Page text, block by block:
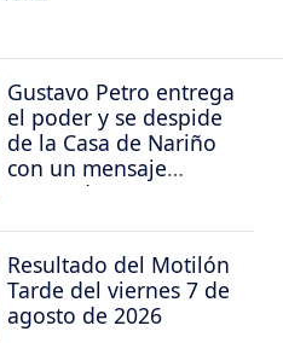
Gustavo Petro entrega
el poder y se despide
de la Casa de Nariño
con un mensaje
contundente
Resultado del Motilón
Tarde del viernes 7 de
agosto de 2026